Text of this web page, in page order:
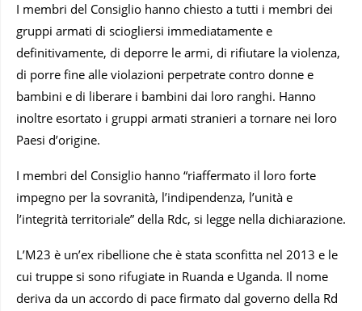
I membri del Consiglio hanno chiesto a tutti i membri dei
gruppi armati di sciogliersi immediatamente e
definitivamente, di deporre le armi, di rifiutare la violenza,
di porre fine alle violazioni perpetrate contro donne e
bambini e di liberare i bambini dai loro ranghi. Hanno
inoltre esortato i gruppi armati stranieri a tornare nei loro
Paesi d’origine.
I membri del Consiglio hanno “riaffermato il loro forte
impegno per la sovranità, l’indipendenza, l’unità e
l’integrità territoriale” della Rdc, si legge nella dichiarazione.
L’M23 è un’ex ribellione che è stata sconfitta nel 2013 e le
cui truppe si sono rifugiate in Ruanda e Uganda. Il nome
deriva da un accordo di pace firmato dal governo della Rd